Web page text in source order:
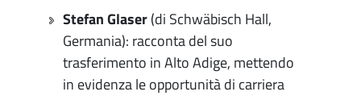
Stefan Glaser(di Schwäbisch Hall,
Germania): racconta del suo
trasferimento in Alto Adige, mettendo
in evidenza le opportunità di carriera